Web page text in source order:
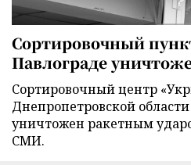
Сортировочный
Павлограде
Сортировочный центр
Днепропетровской
уничтожен ракетным
СМИ.